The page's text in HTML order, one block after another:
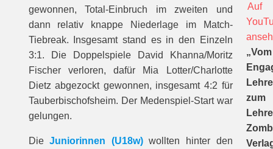
gewonnen, Total-Einbruch im zweiten und
dann relativ knappe Niederlage im Match-
Tiebreak. Insgesamt stand es in den Einzeln
3:1. Die Doppelspiele David Khanna/Moritz
Fischer verloren, dafür Mia Lotter/Charlotte
Dietz abgezockt gewonnen, insgesamt 4:2 für
Tauberbischofsheim. Der Medenspiel-Start war
gelungen.
DieJuniorinnen (U18w)wollten hinter den
Auf
„Vom
zum